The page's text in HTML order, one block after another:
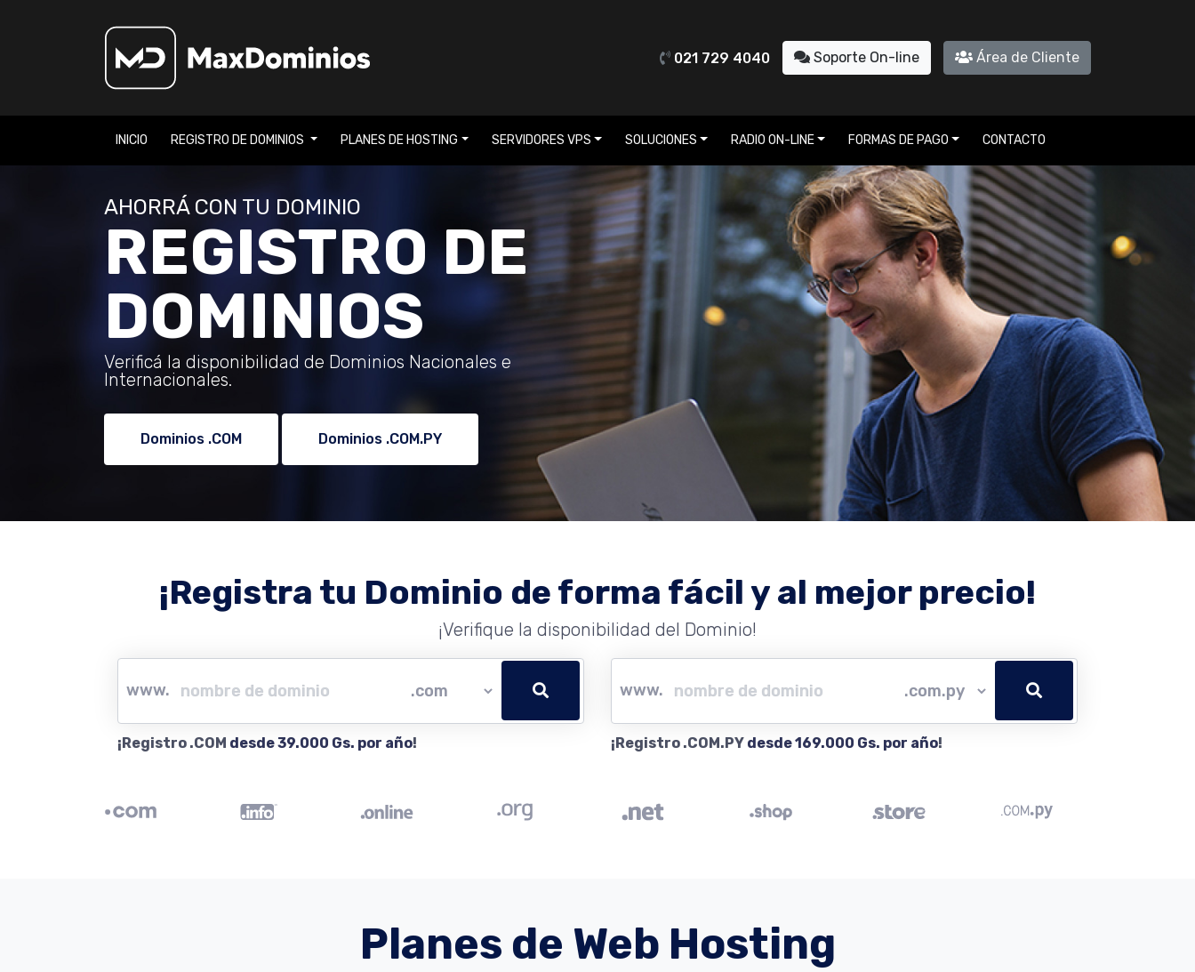
021 729 4040 Soporte On-line Área de Cliente
INICIO REGISTRO DE DOMINIOS PLANES DE HOSTING SERVIDORES VPS SOLUCIONES RADIO ON-LINE FORMAS DE PAGO CONTACTO
AHORRÁ CON TU DOMINIO
REGISTRO DE
DOMINIOS
Verificá la disponibilidad de Dominios Nacionales e
Internacionales.
Dominios .COM Dominios .COM.PY
¡Registra tu Dominio de forma fácil y al mejor precio!
¡Verifique la disponibilidad del Dominio!
www.
¡Registro .COM desde 39.000 Gs. por año!
www.
¡Registro .COM.PY desde 169.000 Gs. por año!
Planes de Web Hosting